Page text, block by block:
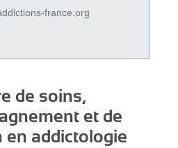
france.org
de soins,
et de
en addictologie